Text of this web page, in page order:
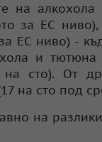
на
за ЕС
ЕС ниво) -
и
сто). От
на сто под
на